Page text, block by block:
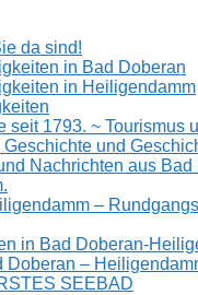
da sind!
in Bad Doberan
in Heiligendamm
seit 1793. ~ Tourismus
Geschichte und
Nachrichten aus Bad
–
in Bad Doberan-
Doberan –
SEEBAD